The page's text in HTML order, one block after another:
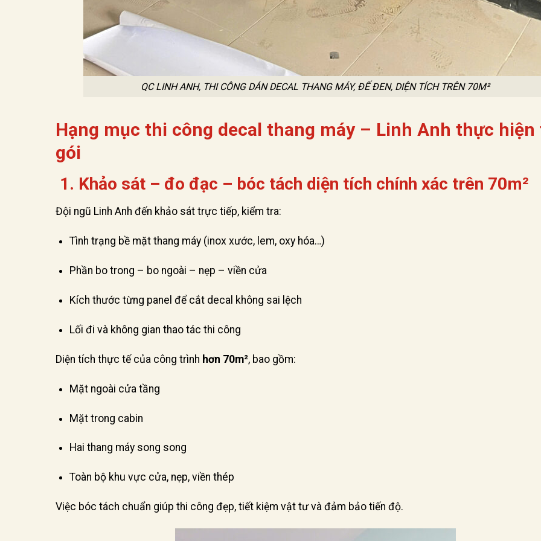
QC LINH ANH, THI CÔNG DÁN DECAL THANG MÁY, ĐẾ ĐEN, DIỆN TÍCH TRÊN 70M²
Hạng mục thi công decal thang máy – Linh Anh thực
gói
1. Khảo sát – đo đạc – bóc tách diện tích chính xác trên 70m²
Đội ngũ Linh Anh đến khảo sát trực tiếp, kiểm tra:
Tình trạng bề mặt thang máy (inox xước, lem, oxy hóa…)
Phần bo trong – bo ngoài – nẹp – viền cửa
Kích thước từng panel để cắt decal không sai lệch
Lối đi và không gian thao tác thi công
Diện tích thực tế của công trình hơn 70m², bao gồm:
Mặt ngoài cửa tầng
Mặt trong cabin
Hai thang máy song song
Toàn bộ khu vực cửa, nẹp, viền thép
Việc bóc tách chuẩn giúp thi công đẹp, tiết kiệm vật tư và đảm bảo tiến độ.